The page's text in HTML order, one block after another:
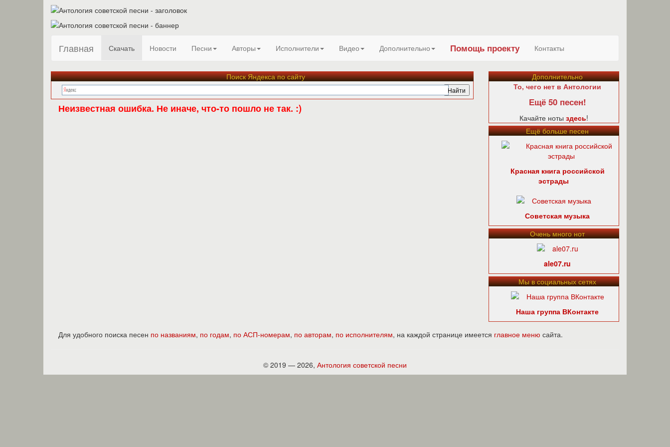
Главная Скачать Новости Песни Авторы Исполнители Видео Дополнительно Помощь проекту Контакты
Поиск Яндекса по сайту
Неизвестная ошибка. Не иначе, что-то пошло не так. :)
Дополнительно
То, чего нет в Антологии
Ещё 50 песен!
Качайте ноты здесь!
Ещё больше песен
Красная книга российской
эстрады
Советская музыка
Очень много нот
ale07.ru
Мы в социальных сетях
Наша группа ВКонтакте
Для удобного поиска песен по названиям, по годам, по АСП-номерам, по авторам, по исполнителям, на каждой странице имеется главное меню сайта.
© 2019 — 2026, Антология советской песни